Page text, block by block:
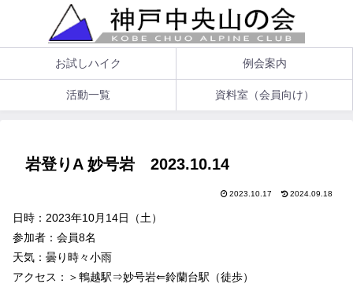
お試しハイク 例会案内
活動一覧 資料室（会員向け）
岩登りA 妙号岩 2023.10.14
2023.10.17 2024.09.18
日時：2023年10月14日（土）
参加者：会員8名
天気：曇り時々小雨
アクセス：＞鵯越駅⇒妙号岩⇐鈴蘭台駅（徒歩）